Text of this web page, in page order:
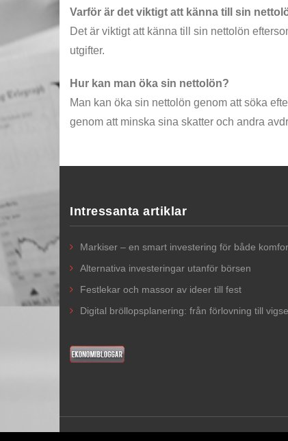
Varför är det viktigt att känna till sin
Det är viktigt att känna till sin nettolön
utgifter.
Hur kan man öka sin nettolön?
Man kan öka sin nettolön genom att söka
genom att minska sina skatter och andra
Intressanta artiklar
Markiser – en smart investering för både
Alternativa investeringar utanför börsen
Festlekar och massor av ideer till fest
Digital bröllopsplanering: från förlovning till